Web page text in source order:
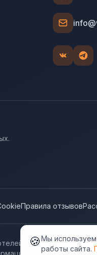
Правила отзывов
ВашОтель.RU не
предлагаемой
🍪Мы
работы сайта.